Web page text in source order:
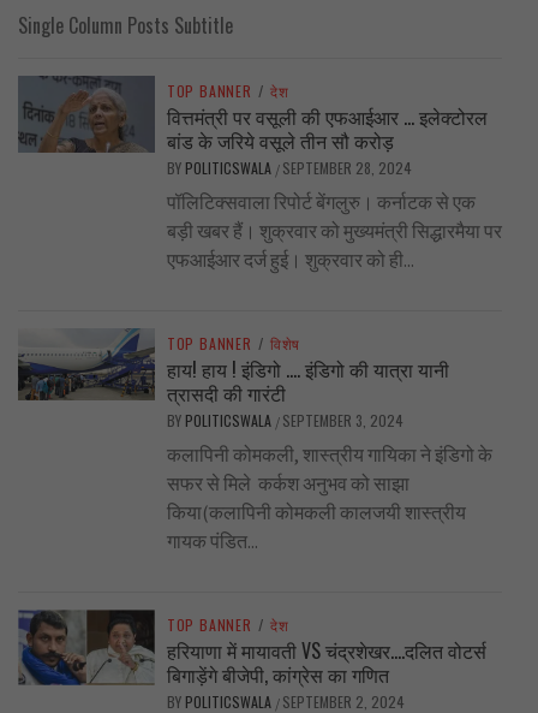
Single Column Posts Subtitle
TOP BANNER / देश
वित्तमंत्री पर वसूली की एफआईआर … इलेक्टोरल
बांड के जरिये वसूले तीन सौ करोड़
BY POLITICSWALA / SEPTEMBER 28, 2024
पॉलिटिक्सवाला रिपोर्ट बेंगलुरु। कर्नाटक से एक
बड़ी खबर हैं। शुक्रवार को मुख्यमंत्री सिद्धारमैया पर
एफआईआर दर्ज हुई। शुक्रवार को ही...
TOP BANNER / विशेष
हाय! हाय ! इंडिगो …. इंडिगो की यात्रा यानी
त्रासदी की गारंटी
BY POLITICSWALA / SEPTEMBER 3, 2024
कलापिनी कोमकली, शास्त्रीय गायिका ने इंडिगो के
सफर से मिले कर्कश अनुभव को साझा
किया(कलापिनी कोमकली कालजयी शास्त्रीय
गायक पंडित...
TOP BANNER / देश
हरियाणा में मायावती VS चंद्रशेखर….दलित वोटर्स
बिगाड़ेंगे बीजेपी, कांग्रेस का गणित
BY POLITICSWALA / SEPTEMBER 2, 2024